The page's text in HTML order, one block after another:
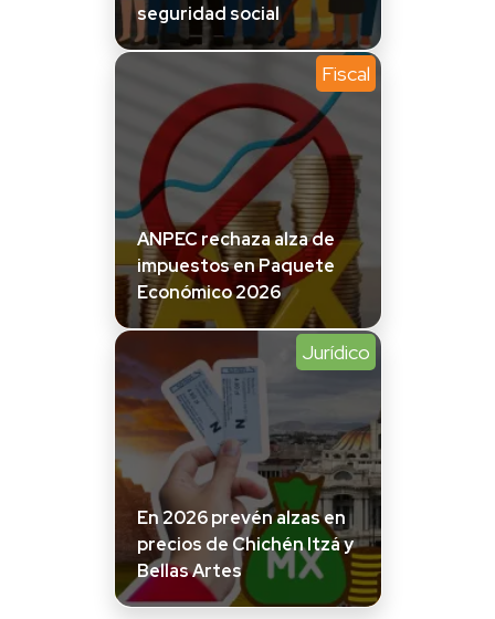
seguridad social
Fiscal
ANPEC rechaza alza de
impuestos en Paquete
Económico 2026
Jurídico
En 2026 prevén alzas en
precios de Chichén Itzá y
Bellas Artes